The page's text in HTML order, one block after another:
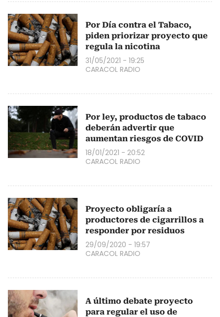
Por Día contra el Tabaco,
piden priorizar proyecto que
regula la nicotina
31/05/2021 - 19:25
CARACOL RADIO
Por ley, productos de tabaco
deberán advertir que
aumentan riesgos de COVID
18/01/2021 - 20:52
CARACOL RADIO
Proyecto obligaría a
productores de cigarrillos a
responder por residuos
29/09/2020 - 19:57
CARACOL RADIO
A último debate proyecto
para regular el uso de